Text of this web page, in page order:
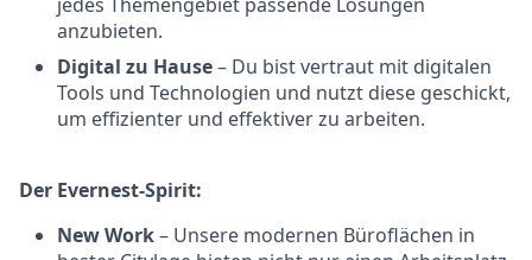
anzubieten.
Digital zu Hause– Du bist vertraut mit digitalen
Tools und Technologien und nutzt diese geschickt,
um effizienter und effektiver zu arbeiten.
Der Evernest-Spirit:
New Work– Unsere modernen Büroflächen in